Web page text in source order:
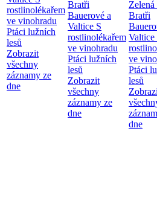
rostlinolékařem
ve vinohradu
Ptáci lužních
lesů
Zobrazit
všechny
záznamy ze
dne
Bratři
Bauerové a
Valtice S
rostlinolékařem
ve vinohradu
Ptáci lužních
lesů
Zobrazit
všechny
záznamy ze
dne
Zelená
Bratři
Valtice
ve
Ptáci
lesů
dne